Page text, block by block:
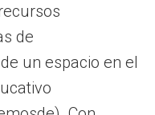
de
un espacio en el